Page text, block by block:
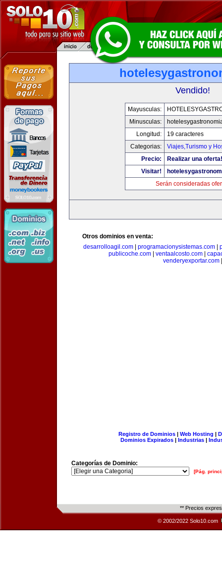
Vendido!
Mayusculas:
Minusculas:
Longitud:
19 caracteres
Categorias:
Viajes,Turismo y
Precio:
Realizar una oferta!
Visitar!
Serán consideradas
Otros dominios en venta:
desarrolloagil.com
programacionysistemas.com
publicoche.com
ventaalcosto.com
venderyexportar.com
Registro de Dominios| Web Hosting |
Dominios Expirados | Industrias |
Categorías de Dominio:
[Pág.
** Precios
© 2002/2022 Solo10.com